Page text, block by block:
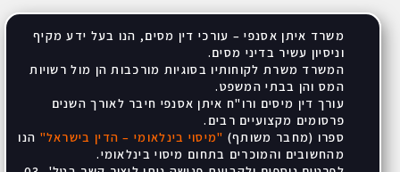
משרד איתן אסנפי – עורכי דין מסים, הנו בעל ידע מקיף
וניסיון עשיר בדיני מסים.
המשרד משרת לקוחותיו בסוגיות מורכבות הן מול רשויות
המס והן בבתי המשפט.
עורך דין מיסים ורו"ח איתן אסנפי חיבר לאורך השנים
פרסומים מקצועיים רבים .
ספרו (מחבר משותף) "מיסוי בינלאומי – הדין בישראל" הנו
מהחשובים והמוכרים בתחום מיסוי בינלאומי.